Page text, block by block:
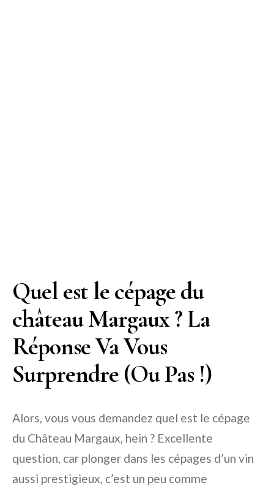
Quel est le cépage du
château Margaux ? La
Réponse Va Vous
Surprendre (Ou Pas !)
Alors, vous vous demandez quel est le cépage
du Château Margaux, hein ? Excellente
question, car plonger dans les cépages d’un vin
aussi prestigieux, c’est un peu comme